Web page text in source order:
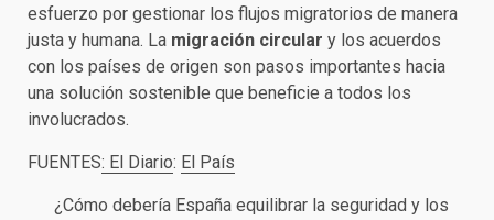
esfuerzo por gestionar los flujos migratorios de manera
justa y humana. La migración circular y los acuerdos
con los países de origen son pasos importantes hacia
una solución sostenible que beneficie a todos los
involucrados.
FUENTES: El Diario: El País
¿Cómo debería España equilibrar la seguridad y los